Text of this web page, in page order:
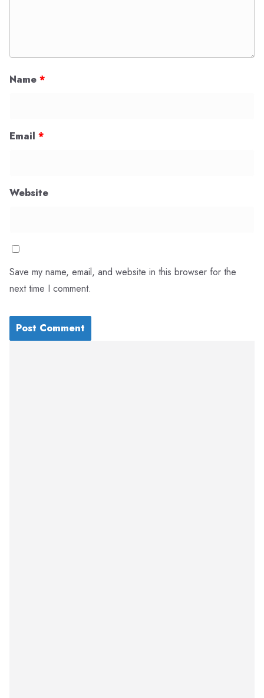
Name *
Email *
Website
Save my name, email, and website in this browser for the
next time I comment.